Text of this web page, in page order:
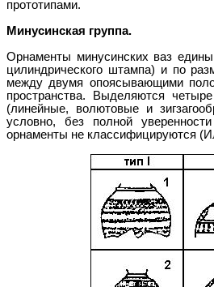
прототипами.
Минусинская группа.
Орнаменты минусинских ваз
цилиндрического штампа) и по
между двумя опоясывающими
пространства. Выделяются
(линейные, волютовые и
условно, без полной
орнаменты не классифицируются